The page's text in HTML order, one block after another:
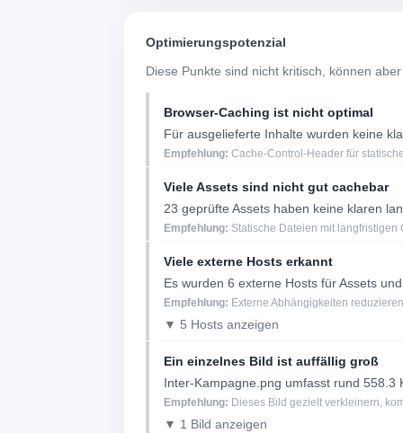
Optimierungspotenzial
Diese Punkte sind nicht kritisch, können
Browser-Caching ist nicht optimal
Für ausgelieferte Inhalte wurden keine
Empfehlung: Cache-Control-Header für
Viele Assets sind nicht gut cachebar
23 geprüfte Assets haben keine klaren
Empfehlung: Statische Dateien mit
Viele externe Hosts erkannt
Es wurden 6 externe Hosts für Assets
Empfehlung: Externe Abhängigkeiten
▼ 5 Hosts anzeigen
Ein einzelnes Bild ist auffällig groß
Inter-Kampagne.png umfasst rund 558.3
Empfehlung: Dieses Bild gezielt verkleinern,
▼ 1 Bild anzeigen